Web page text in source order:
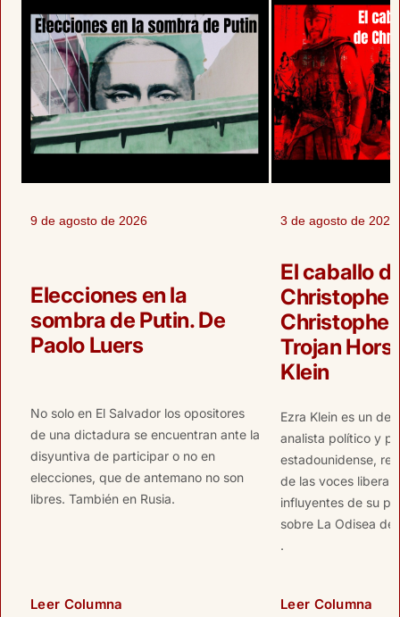
9 de agosto de 2026
Elecciones en la
sombra de Putin. De
Paolo Luers
No solo en El Salvador los opositores
de una dictadura se encuentran ante la
disyuntiva de participar o no en
elecciones, que de antemano no son
libres. También en Rusia.
Leer Columna
3 de agosto de 2026
El caballo
Christopher
Trojan
Klein
Ezra Klein es un
analista político y
estadounidense,
de las voces
influyentes de su
sobre La Odisea de
.
Leer Columna